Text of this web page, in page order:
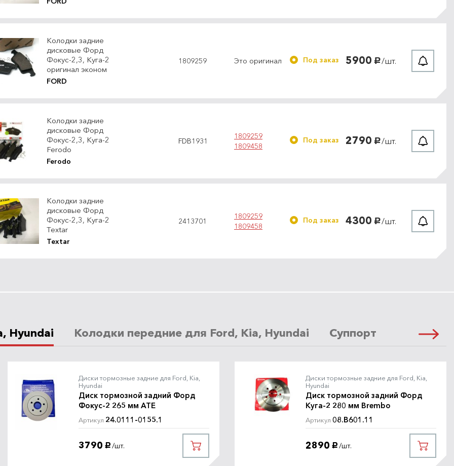
Колодки задние
дисковые Форд
Фокус-2,3, Куга-2
оригинал эконом
FORD
1809259 Это оригинал Под заказ 5900 руб./шт.
Колодки задние
дисковые Форд
Фокус-2,3, Куга-2
Ferodo
Ferodo
FDB1931
1809259
1809458
Под заказ 2790 руб./шт.
Колодки задние
дисковые Форд
Фокус-2,3, Куга-2
Textar
Textar
2413701
1809259
1809458
Под заказ 4300 руб./шт.
Hyundai Колодки передние для Ford, Kia, Hyundai Суппорт передний
Диски тормозные задние для Ford, Kia,
Hyundai
Диск тормозной задний Форд
Фокус-2 265 мм ATE
Артикул 24.0111-0155.1
3790 руб. /шт.
Диски тормозные задние для Ford, Kia,
Hyundai
Диск тормозной задний Форд
Куга-2 280 мм Brembo
Артикул 08.B601.11
2890 руб. /шт.